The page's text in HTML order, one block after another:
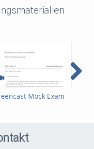
Mock Exam